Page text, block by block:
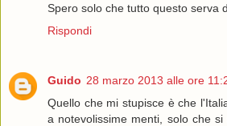
Spero solo che tutto questo serva
Rispondi
Guido 28 marzo 2013 alle ore
Quello che mi stupisce è che
a notevolissime menti, solo che